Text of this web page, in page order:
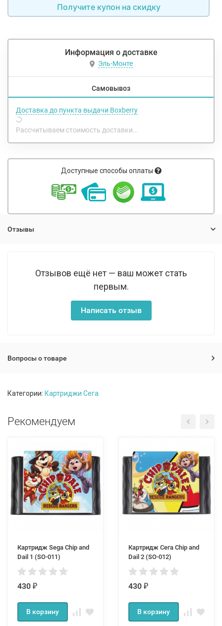
Получите купон на скидку
Информация о доставке
Эль-Монте
Самовывоз
Доставка до пункта выдачи Boxberry
Рассчитываем стоимость доставки...
Доступные способы оплаты
Отзывы
Отзывов ещё нет — ваш может стать
первым.
Написать отзыв
Вопросы о товаре
Категории: Картриджи Сега
Рекомендуем
Картридж Sega Chip and
Dail 1 (SO-011)
430 ₽
В корзину
Картридж Сега Chip and
Dail 2 (SO-012)
430 ₽
В корзину